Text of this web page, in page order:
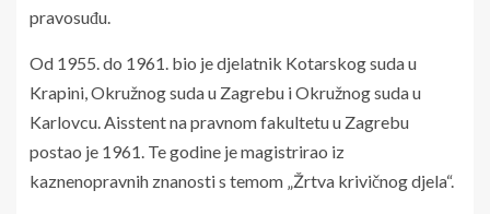
pravosuđu.
Od 1955. do 1961. bio je djelatnik Kotarskog suda u
Krapini, Okružnog suda u Zagrebu i Okružnog suda u
Karlovcu. Aisstent na pravnom fakultetu u Zagrebu
postao je 1961. Te godine je magistrirao iz
kaznenopravnih znanosti s temom „Žrtva krivičnog djela“.